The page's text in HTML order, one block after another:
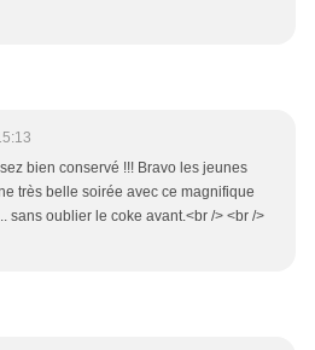
bien conservé !!! Bravo les jeunes
très belle soirée avec ce magnifique
sans oublier le coke avant.<br /> <br />